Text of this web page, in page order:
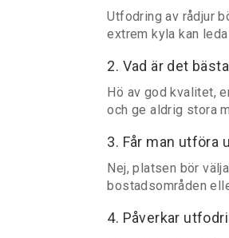
Utfodring av rådjur
extrem kyla kan
2. Vad är det
Hö av god kvalitet,
och ge aldrig stora
3. Får man utföra
Nej, platsen bör
bostadsområden
4. Påverkar